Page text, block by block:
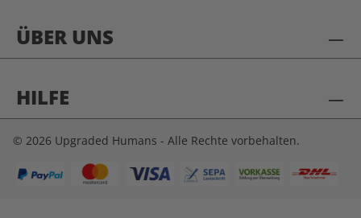
ÜBER UNS
HILFE
© 2026 Upgraded Humans - Alle Rechte vorbehalten.